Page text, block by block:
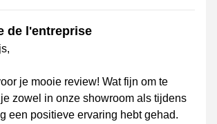
de l'entreprise
je mooie review! Wat fijn om te
zowel in onze showroom als tijdens
een positieve ervaring hebt gehad.